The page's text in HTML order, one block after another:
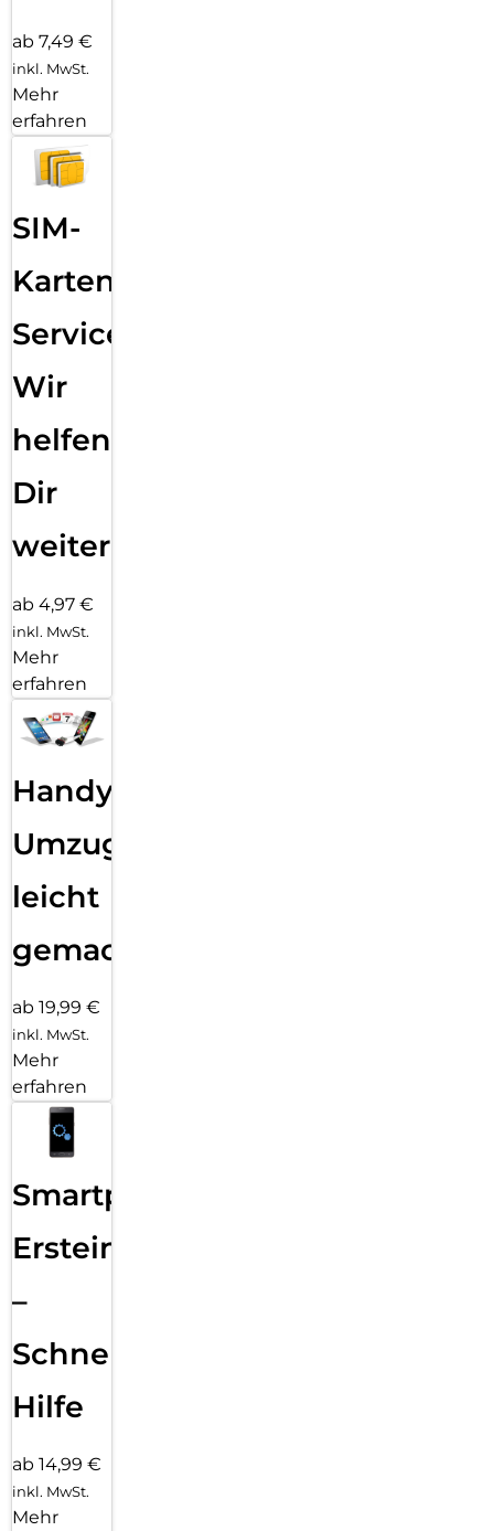
ab 7,49 €
inkl. MwSt.
Mehr
erfahren
SIM-
Karten
Service:
Wir
helfen
Dir
weiter
ab 4,97 €
inkl. MwSt.
Mehr
erfahren
Handy
Umzug
leicht
gemacht!
ab 19,99 €
inkl. MwSt.
Mehr
erfahren
Smartphone
Ersteinrichtung
–
Schnelle
Hilfe
ab 14,99 €
inkl. MwSt.
Mehr